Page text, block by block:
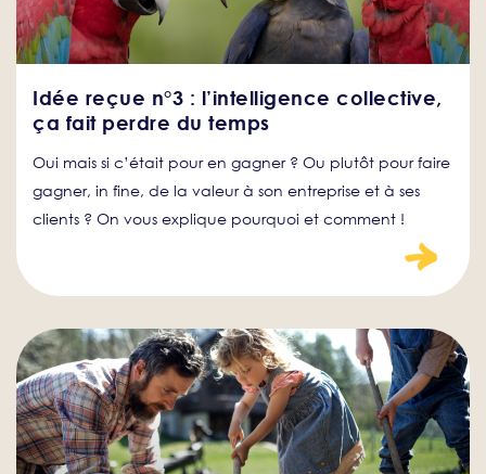
Idée reçue n°3 : l’intelligence collective,
ça fait perdre du temps
Oui mais si c’était pour en gagner ? Ou plutôt pour faire
gagner, in fine, de la valeur à son entreprise et à ses
clients ? On vous explique pourquoi et comment !